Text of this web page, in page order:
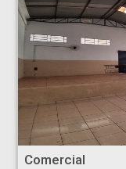
Comercial - Planalto Verde - Ribeirão Preto
Comercial